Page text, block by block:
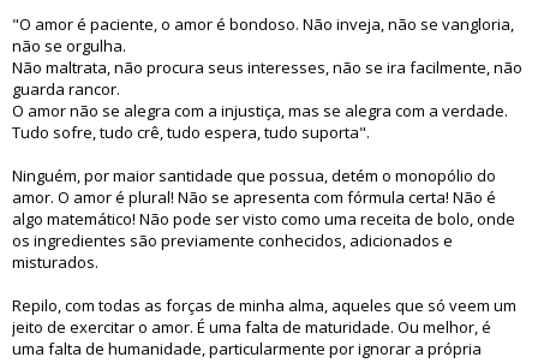
"O amor é paciente, o amor é bondoso. Não inveja, não se vangloria,
não se orgulha.
Não maltrata, não procura seus interesses, não se ira facilmente, não
guarda rancor.
O amor não se alegra com a injustiça, mas se alegra com a verdade.
Tudo sofre, tudo crê, tudo espera, tudo suporta".
Ninguém, por maior santidade que possua, detém o monopólio do
amor. O amor é plural! Não se apresenta com fórmula certa! Não é
algo matemático! Não pode ser visto como uma receita de bolo, onde
os ingredientes são previamente conhecidos, adicionados e
misturados.
Repilo, com todas as forças de minha alma, aqueles que só veem um
jeito de exercitar o amor. É uma falta de maturidade. Ou melhor, é
uma falta de humanidade, particularmente por ignorar a própria